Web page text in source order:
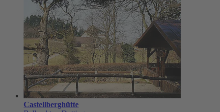
Castellberg
Ballrechten-Dottingen